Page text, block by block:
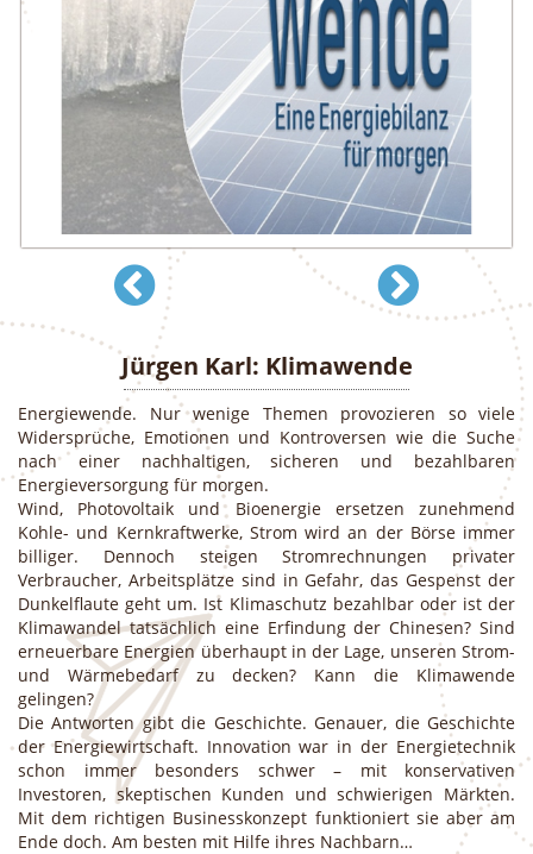
Jürgen Karl: Klimawende
Energiewende. Nur wenige Themen provozieren so viele
Widersprüche, Emotionen und Kontroversen wie die Suche
nach einer nachhaltigen, sicheren und bezahlbaren
Energieversorgung für morgen.
Wind, Photovoltaik und Bioenergie ersetzen zunehmend
Kohle- und Kernkraftwerke, Strom wird an der Börse immer
billiger. Dennoch steigen Stromrechnungen privater
Verbraucher, Arbeitsplätze sind in Gefahr, das Gespenst der
Dunkelflaute geht um. Ist Klimaschutz bezahlbar oder ist der
Klimawandel tatsächlich eine Erfindung der Chinesen? Sind
erneuerbare Energien überhaupt in der Lage, unseren Strom-
und Wärmebedarf zu decken? Kann die Klimawende
gelingen?
Die Antworten gibt die Geschichte. Genauer, die Geschichte
der Energiewirtschaft. Innovation war in der Energietechnik
schon immer besonders schwer – mit konservativen
Investoren, skeptischen Kunden und schwierigen Märkten.
Mit dem richtigen Businesskonzept funktioniert sie aber am
Ende doch. Am besten mit Hilfe ihres Nachbarn…